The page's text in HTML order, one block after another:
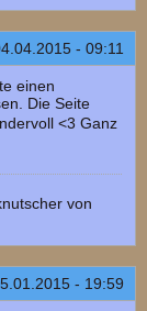
- 09:11
einen
Die Seite
<3 Ganz
von
- 19:59